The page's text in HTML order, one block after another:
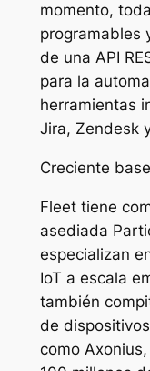
momento,
programables
de una API
para la
herramientas
Jira, Zendesk
Creciente
Fleet tiene
asediada
especializan
IoT a escala
también
de
como